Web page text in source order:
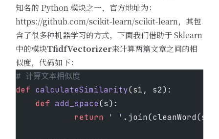
知名的 Python 模块之一，官方地址为：
https://github.com/scikit-learn/scikit-learn，其包
含了很多种机器学习的方式，下面我们借助于Sklearn
中的模块TfidfVectorizer来计算两篇文章之间的相
似度，代码如下：
# 计算文本相似度
def calculateSimilarity(s1, s2):
    def
add_space(s):
            return
' ' .join(cleanWord(s))